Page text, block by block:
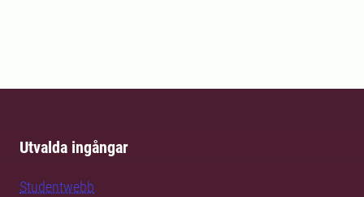
Utvalda ingångar
Studentwebb